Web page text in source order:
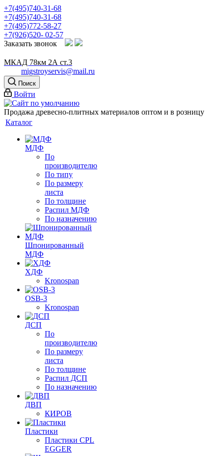
+7(495)740-31-68
+7(495)740-31-68
+7(495)772-58-27
+7(926)520- 02-57
Заказать звонок
МКАД 78км 2А ст.3
migstroyservis@mail.ru
Поиск
Войти
Продажа древесно-плитных материалов оптом и в розницу
Каталог
МДФ
По
производителю
По типу
По размеру
листа
По толщине
Распил МДФ
По назначению
Шпонированный
МДФ
ХДФ
Kronospan
OSB-3
Kronospan
ДСП
По
производителю
По размеру
листа
По толщине
Распил ДСП
По назначению
ДВП
КИРОВ
Пластики
Пластики CPL
EGGER